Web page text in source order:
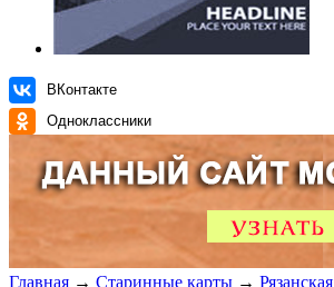
ВКонтакте
Одноклассники
Главная → Старинные карты → Рязанская